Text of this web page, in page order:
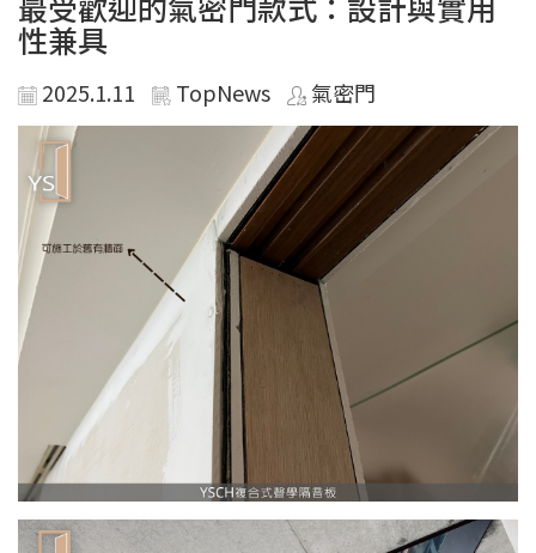
性兼具
2025.1.11 TopNews 氣密門